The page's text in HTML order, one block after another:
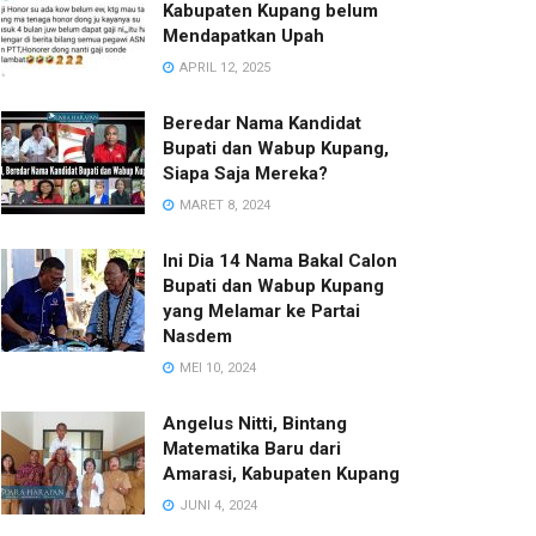
Kabupaten Kupang belum
Mendapatkan Upah
APRIL 12, 2025
Beredar Nama Kandidat
Bupati dan Wabup Kupang,
Siapa Saja Mereka?
MARET 8, 2024
Ini Dia 14 Nama Bakal Calon
Bupati dan Wabup Kupang
yang Melamar ke Partai
Nasdem
MEI 10, 2024
Angelus Nitti, Bintang
Matematika Baru dari
Amarasi, Kabupaten Kupang
JUNI 4, 2024